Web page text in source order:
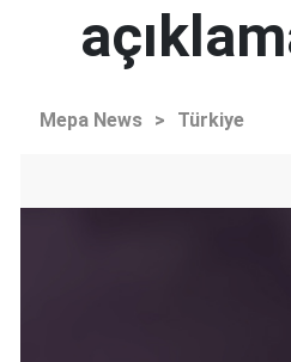
Mepa News > Türkiye